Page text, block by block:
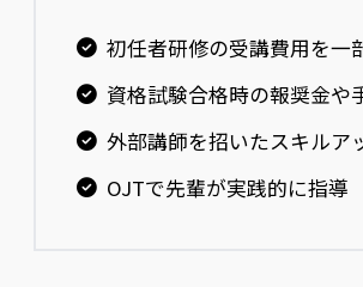
初任者研修の受講費用を一
資格試験合格時の報奨金や
外部講師を招いたスキルア
OJTで先輩が実践的に指導